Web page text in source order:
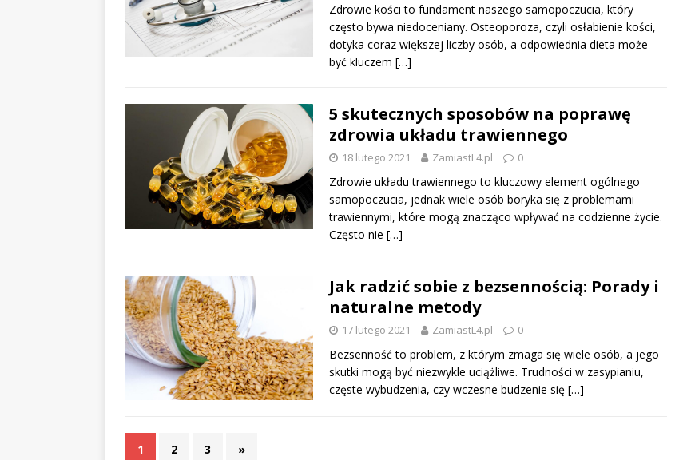
Zdrowie kości to fundament naszego samopoczucia, który
często bywa niedoceniany. Osteoporoza, czyli osłabienie kości,
dotyka coraz większej liczby osób, a odpowiednia dieta może
być kluczem […]
5 skutecznych sposobów na poprawę
zdrowia układu trawiennego
18 lutego 2021 ZamiastL4.pl 0
Zdrowie układu trawiennego to kluczowy element ogólnego
samopoczucia, jednak wiele osób boryka się z problemami
trawiennymi, które mogą znacząco wpływać na codzienne życie.
Często nie […]
Jak radzić sobie z bezsennością: Porady i
naturalne metody
17 lutego 2021 ZamiastL4.pl 0
Bezsenność to problem, z którym zmaga się wiele osób, a jego
skutki mogą być niezwykle uciążliwe. Trudności w zasypianiu,
częste wybudzenia, czy wczesne budzenie się […]
1 2 3 »